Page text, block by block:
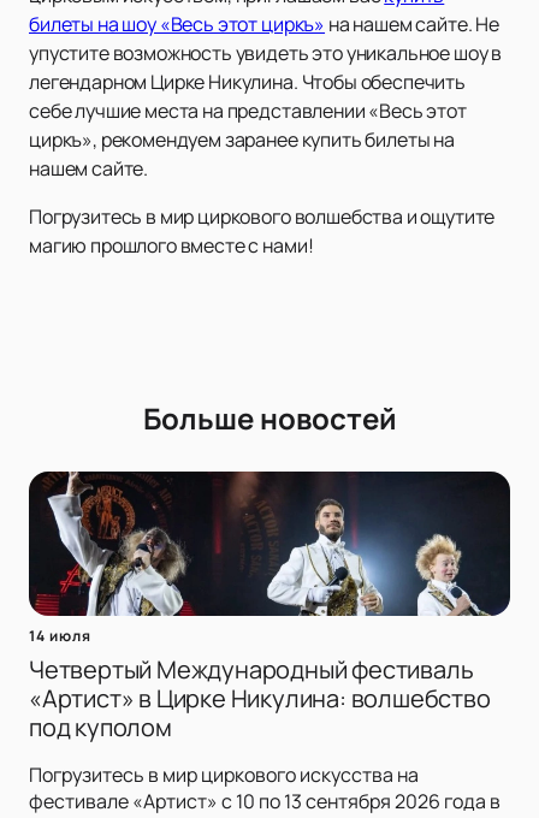
билеты на шоу «Весь этот циркъ» на нашем сайте. Не
упустите возможность увидеть это уникальное шоу в
легендарном Цирке Никулина. Чтобы обеспечить
себе лучшие места на представлении «Весь этот
циркъ», рекомендуем заранее купить билеты на
нашем сайте.
Погрузитесь в мир циркового волшебства и ощутите
магию прошлого вместе с нами!
Больше новостей
14 июля
Четвертый Международный фестиваль
«Артист» в Цирке Никулина: волшебство
под куполом
Погрузитесь в мир циркового искусства на
фестивале «Артист» с 10 по 13 сентября 2026 года в